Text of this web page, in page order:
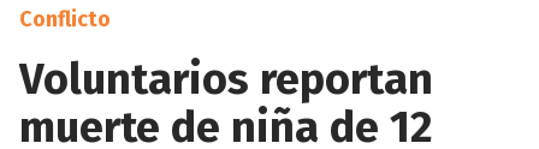
Conflicto
Voluntarios reportan
muerte de niña de 12